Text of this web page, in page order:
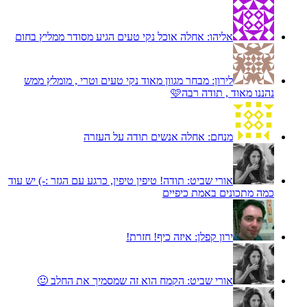
אליהו: אחלה אוכל נקי טעים הגיע מסודר ממליץ בחום
לירון: מבחר מגוון מאוד נקי טעים וטרי , מומלץ ממש
נהננו מאוד , תודה רבה🩷
מנחם: אחלה אנשים תודה על העזרה
אורי שביט: תודה! טיפין טיפין, כרגע עם הגזר :-) יש עוד
כמה מתכונים באמת כיפיים
ירון קפלן: איזה כיף! חזרת!
אורי שביט: הקמח הוא זה שמסמיך את החלב 🙂